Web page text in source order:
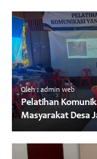
Oleh : admin web
Pelatihan
Masyarakat Desa